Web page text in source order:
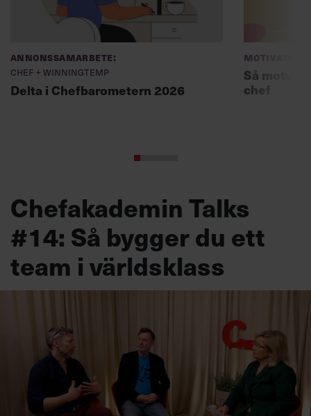
Annonssamarbete:
Chef + Winningtemp
Delta i Chefbarometern 2026
Motivation
Så
chef
Chefakademin Talks
#14: Så bygger du ett
team i världsklass